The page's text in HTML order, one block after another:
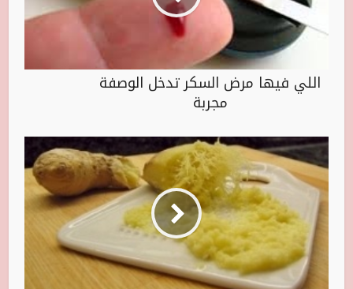
اللي فيها مرض السكر تدخل الوصفة
مجربة